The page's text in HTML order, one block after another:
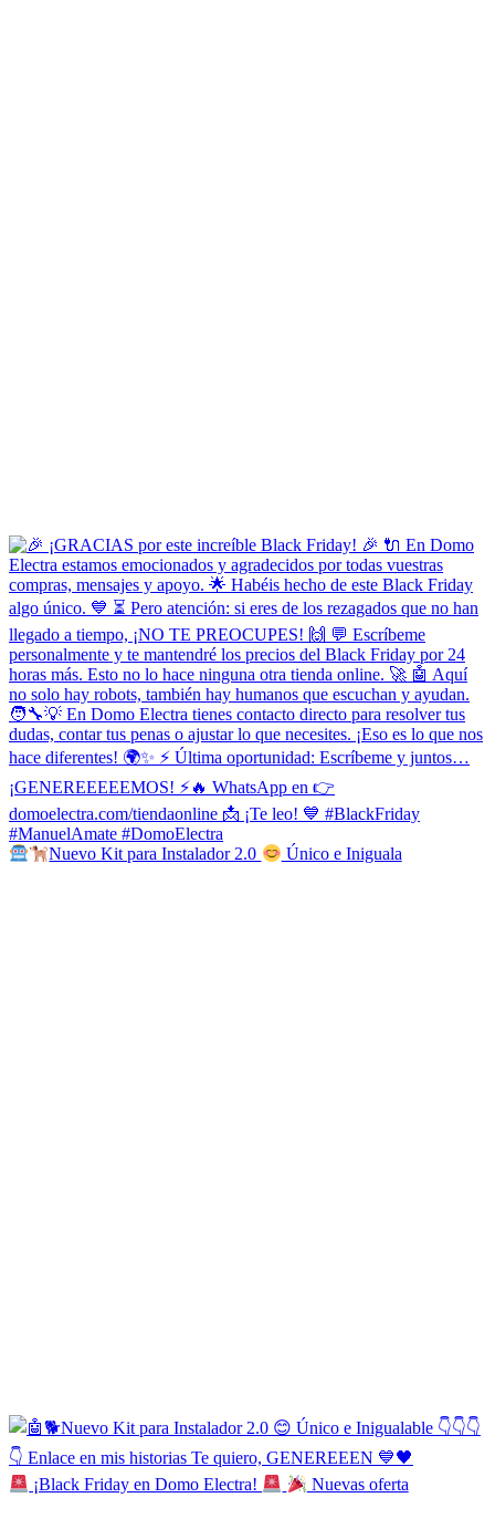
Nuevo Kit para Instalador 2.0 Único e Iniguala
¡Black Friday en Domo Electra! Nuevas oferta